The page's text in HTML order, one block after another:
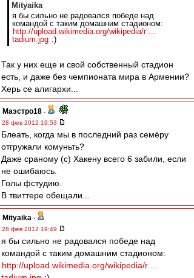
Mityaika
я бы сильно не радовался победе над
командой с таким домашним стадионом:
http://upload.wikimedia.org/wikipedia/r ...
tadium.jpg :)
Так у них еще и свой собственный стадион
есть, и даже без чемпионата мира в Армении?
Херь се алигархи...
Маэстро18 -
28 фев 2012 19:53
Блеать, когда мы в последний раз семёру
отгружали комуньть?
Даже сраному (с) Хакену всего 6 забили, если
не ошибаюсь.
Голы фстудию.
В твиттере обещали...
Mityaika -
28 фев 2012 19:49
я бы сильно не радовался победе над
командой с таким домашним стадионом:
http://upload.wikimedia.org/wikipedia/r ...